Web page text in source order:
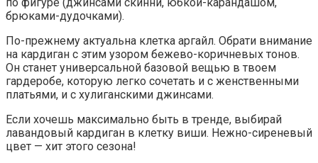
брюками-дудочками).
По-прежнему актуальна клетка аргайл. Обрати внимание
на кардиган с этим узором бежево-коричневых тонов.
Он станет универсальной базовой вещью в твоем
гардеробе, которую легко сочетать и с женственными
платьями, и с хулиганскими джинсами.
Если хочешь максимально быть в тренде, выбирай
лавандовый кардиган в клетку виши. Нежно-сиреневый
цвет — хит этого сезона!